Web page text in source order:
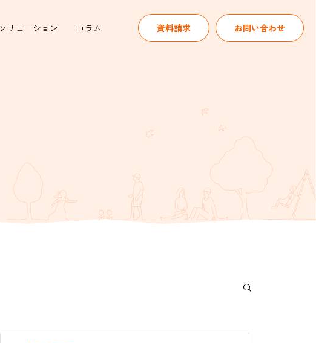
ソリューション コラム 資料請求 お問い合わせ